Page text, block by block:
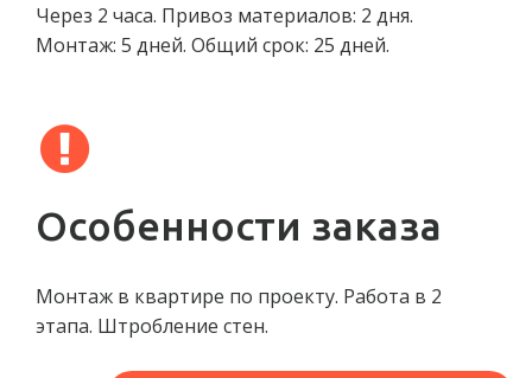
Через 2 часа. Привоз материалов: 2 дня.
Монтаж: 5 дней. Общий срок: 25 дней.
Особенности заказа
Монтаж в квартире по проекту. Работа в 2
этапа. Штробление стен.